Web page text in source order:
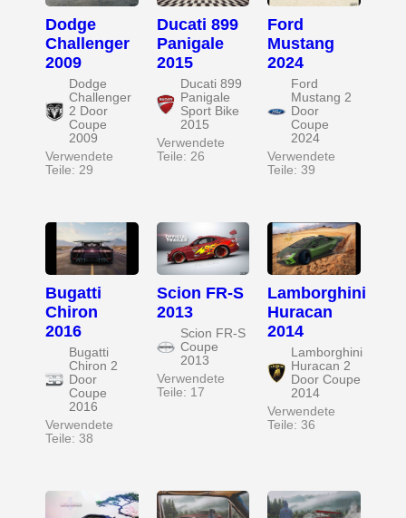
Dodge
Challenger
2009
Dodge
Challenger
2 Door
Coupe
2009
Verwendete
Teile: 29
Ducati 899
Panigale
2015
Ducati 899
Panigale
Sport Bike
2015
Verwendete
Teile: 26
Ford
Mustang
2024
Ford
Mustang 2
Door
Coupe
2024
Verwendete
Teile: 39
Bugatti
Chiron
2016
Bugatti
Chiron 2
Door
Coupe
2016
Verwendete
Teile: 38
Scion FR-S
2013
Scion FR-S
Coupe
2013
Verwendete
Teile: 17
Lamborghini
Huracan
2014
Lamborghini
Huracan 2
Door Coupe
2014
Verwendete
Teile: 36